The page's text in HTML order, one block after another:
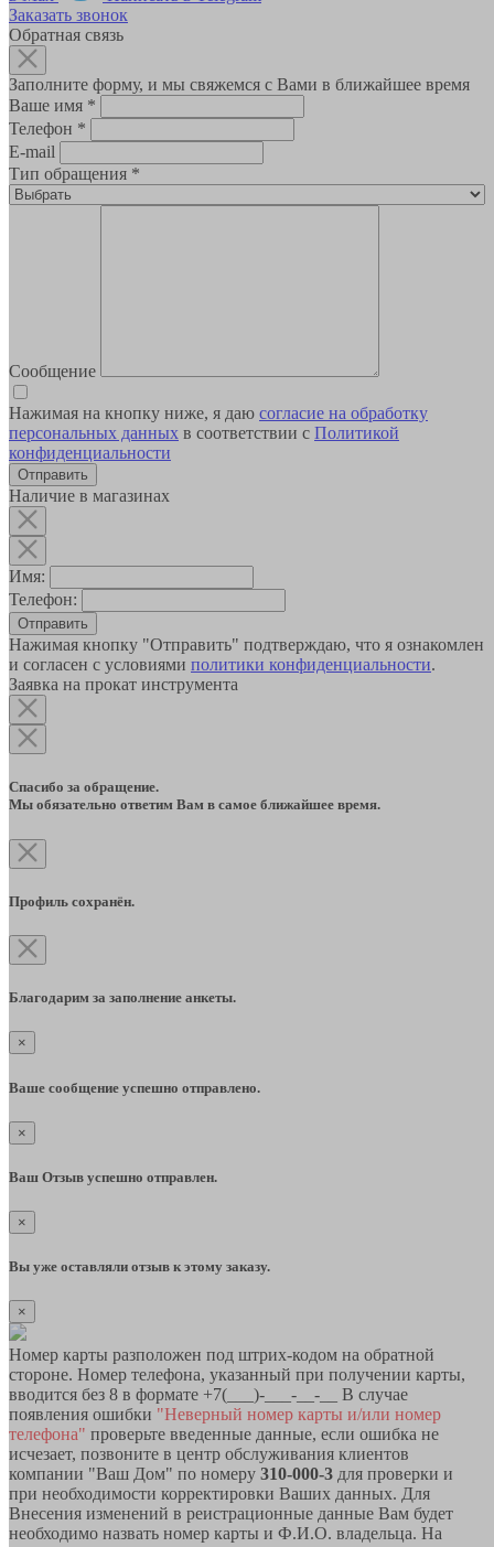
Заказать звонок
Обратная связь
Заполните форму, и мы свяжемся с Вами в ближайшее время
Ваше имя *
Телефон *
E-mail
Тип обращения *
Сообщение
Нажимая на кнопку ниже, я даю согласие на обработку
персональных данных в соответствии с Политикой
конфиденциальности
Наличие в магазинах
Имя:
Телефон:
Отправить
Нажимая кнопку "Отправить" подтверждаю, что я ознакомлен
и согласен с условиями политики конфиденциальности.
Заявка на прокат инструмента
Спасибо за обращение.
Мы обязательно ответим Вам в самое ближайшее время.
Профиль сохранён.
Благодарим за заполнение анкеты.
×
Ваше сообщение успешно отправлено.
×
Ваш Отзыв успешно отправлен.
×
Вы уже оставляли отзыв к этому заказу.
×
Номер карты разположен под штрих-кодом на обратной
стороне. Номер телефона, указанный при получении карты,
вводится без 8 в формате +7(___)-___-__-__ В случае
появления ошибки "Неверный номер карты и/или номер
телефона" проверьте введенные данные, если ошибка не
исчезает, позвоните в центр обслуживания клиентов
компании "Ваш Дом" по номеру 310-000-3 для проверки и
при необходимости корректировки Ваших данных. Для
Внесения изменений в реистрационные данные Вам будет
необходимо назвать номер карты и Ф.И.О. владельца. На